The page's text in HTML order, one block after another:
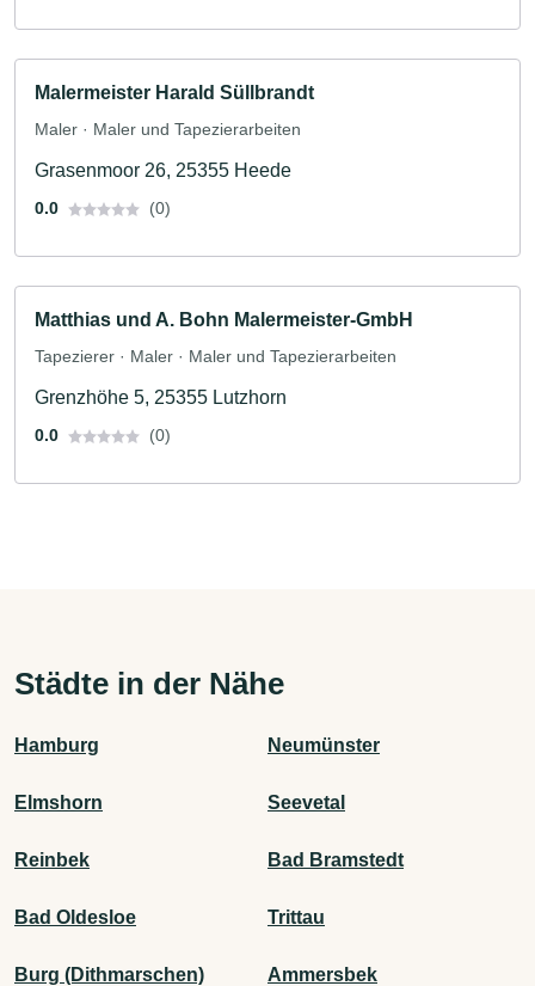
Malermeister Harald Süllbrandt
Maler · Maler und Tapezierarbeiten
Grasenmoor 26, 25355 Heede
0.0 (0)
Matthias und A. Bohn Malermeister-GmbH
Tapezierer · Maler · Maler und Tapezierarbeiten
Grenzhöhe 5, 25355 Lutzhorn
0.0 (0)
Städte in der Nähe
Hamburg Neumünster
Elmshorn Seevetal
Reinbek Bad Bramstedt
Bad Oldesloe Trittau
Burg (Dithmarschen) Ammersbek